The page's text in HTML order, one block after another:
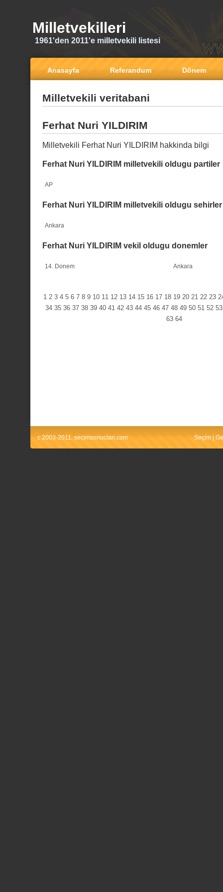
Milletvekilleri
1961'den 2011'e milletvekili listesi
Anasayfa Referandum Dönem
Milletvekili veritabani
Ferhat Nuri YILDIRIM
Milletvekili Ferhat Nuri YILDIRIM hakkinda bilgi
Ferhat Nuri YILDIRIM milletvekili oldugu partiler
AP
Ferhat Nuri YILDIRIM milletvekili oldugu sehirler
Ankara
Ferhat Nuri YILDIRIM vekil oldugu donemler
14. Donem Ankara
1 2 3 4 5 6 7 8 9 10 11 12 13 14 15 16 17 18 19 20 21 22 23
34 35 36 37 38 39 40 41 42 43 44 45 46 47 48 49 50 51 52 53
63 64
c 2003-2011. secimsonuclari.com Seçim